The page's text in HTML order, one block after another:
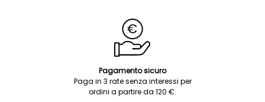
Pagamento sicuro
Paga in 3 rate senza interessi per
ordini a partire da 120 €.